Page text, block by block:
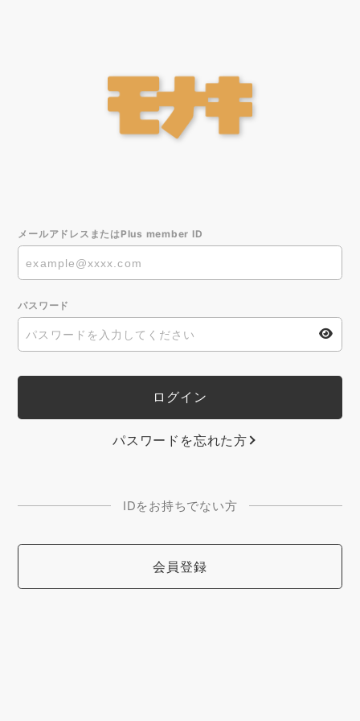
メールアドレスまたはPlus member ID
パスワード
パスワードを忘れた方
IDをお持ちでない方
会員登録